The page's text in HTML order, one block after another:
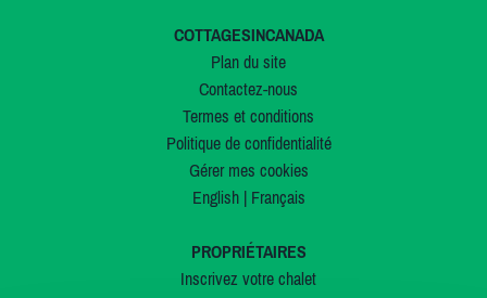
COTTAGESINCANADA
Plan du site
Contactez-nous
Termes et conditions
Politique de confidentialité
Gérer mes cookies
English| Français
PROPRIÉTAIRES
Inscrivez votre chalet